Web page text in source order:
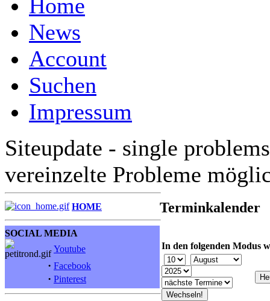
Home
News
Account
Suchen
Impressum
Siteupdate - single
vereinzelte Probleme
HOME
SOCIAL MEDIA
Youtube
· Facebook
· Pinterest
Terminkalender
In den folgenden Modus